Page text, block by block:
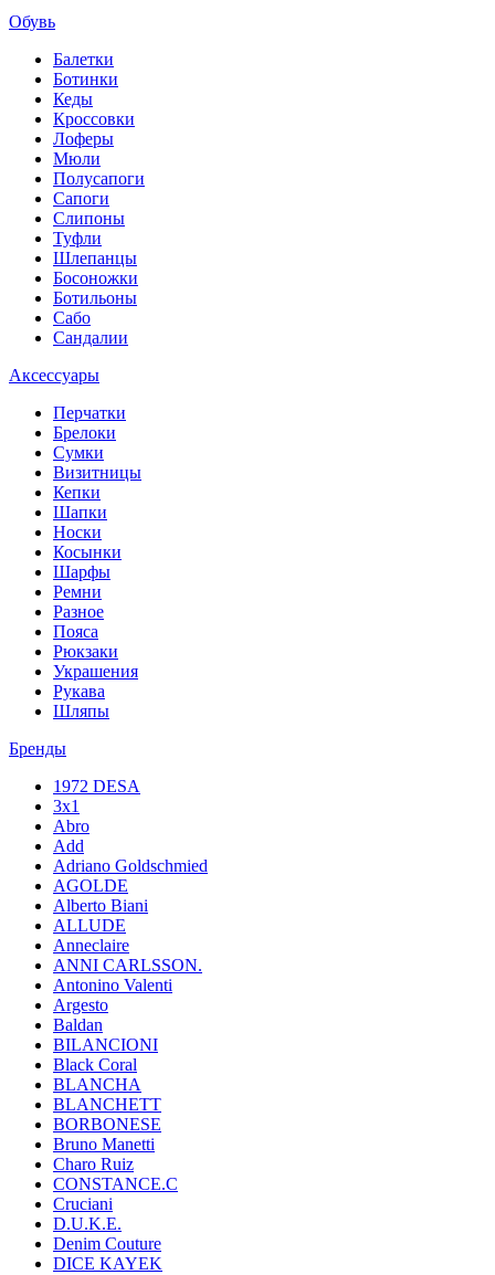
Обувь
Балетки
Ботинки
Кеды
Кроссовки
Лоферы
Мюли
Полусапоги
Сапоги
Слипоны
Туфли
Шлепанцы
Босоножки
Ботильоны
Сабо
Сандалии
Аксессуары
Перчатки
Брелоки
Сумки
Визитницы
Кепки
Шапки
Носки
Косынки
Шарфы
Ремни
Разное
Пояса
Рюкзаки
Украшения
Рукава
Шляпы
Бренды
1972 DESA
3x1
Abro
Add
Adriano Goldschmied
AGOLDE
Alberto Biani
ALLUDE
Anneclaire
ANNI CARLSSON.
Antonino Valenti
Argesto
Baldan
BILANCIONI
Black Coral
BLANCHA
BLANCHETT
BORBONESE
Bruno Manetti
Charo Ruiz
CONSTANCE.C
Cruciani
D.U.K.E.
Denim Couture
DICE KAYEK